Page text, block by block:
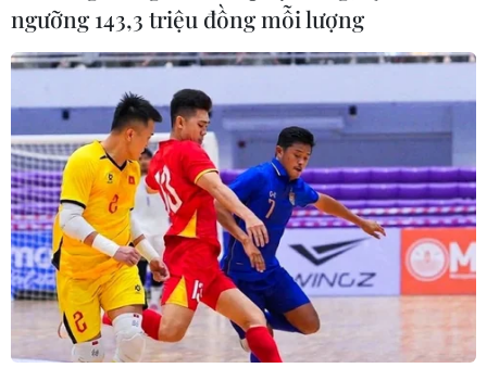
nhất./.
ngưỡng 143,3 triệu đồng mỗi lượng